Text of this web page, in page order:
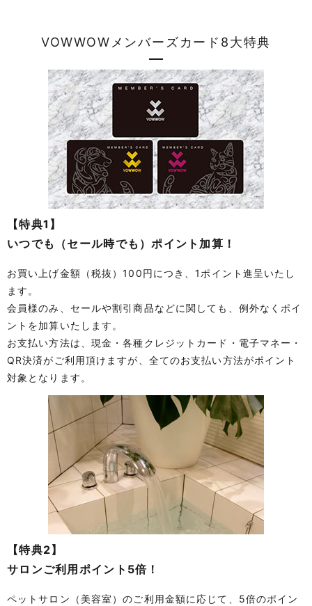
VOWWOWメンバーズカード8大特典
【特典1】
いつでも（セール時でも）ポイント加算！
お買い上げ金額（税抜）100円につき、1ポイント進呈いたし
ます。
会員様のみ、セールや割引商品などに関しても、例外なくポイ
ントを加算いたします。
お支払い方法は、現金・各種クレジットカード・電子マネー・
QR決済がご利用頂けますが、全てのお支払い方法がポイント
対象となります。
【特典2】
サロンご利用ポイント5倍！
ペットサロン（美容室）のご利用金額に応じて、5倍のポイン